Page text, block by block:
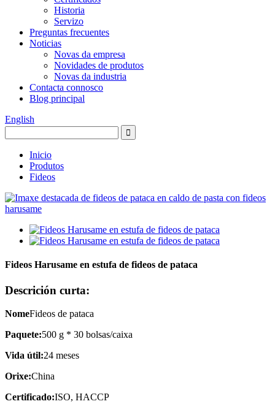
Historia
Servizo
Preguntas frecuentes
Noticias
Novas da empresa
Novidades de produtos
Novas da industria
Contacta connosco
Blog principal
English
Inicio
Produtos
Fideos
Fideos Harusame en estufa de fideos de pataca
Descrición curta:
NomeFideos de pataca
Paquete:500 g * 30 bolsas/caixa
Vida útil:24 meses
Orixe:China
Certificado:ISO, HACCP